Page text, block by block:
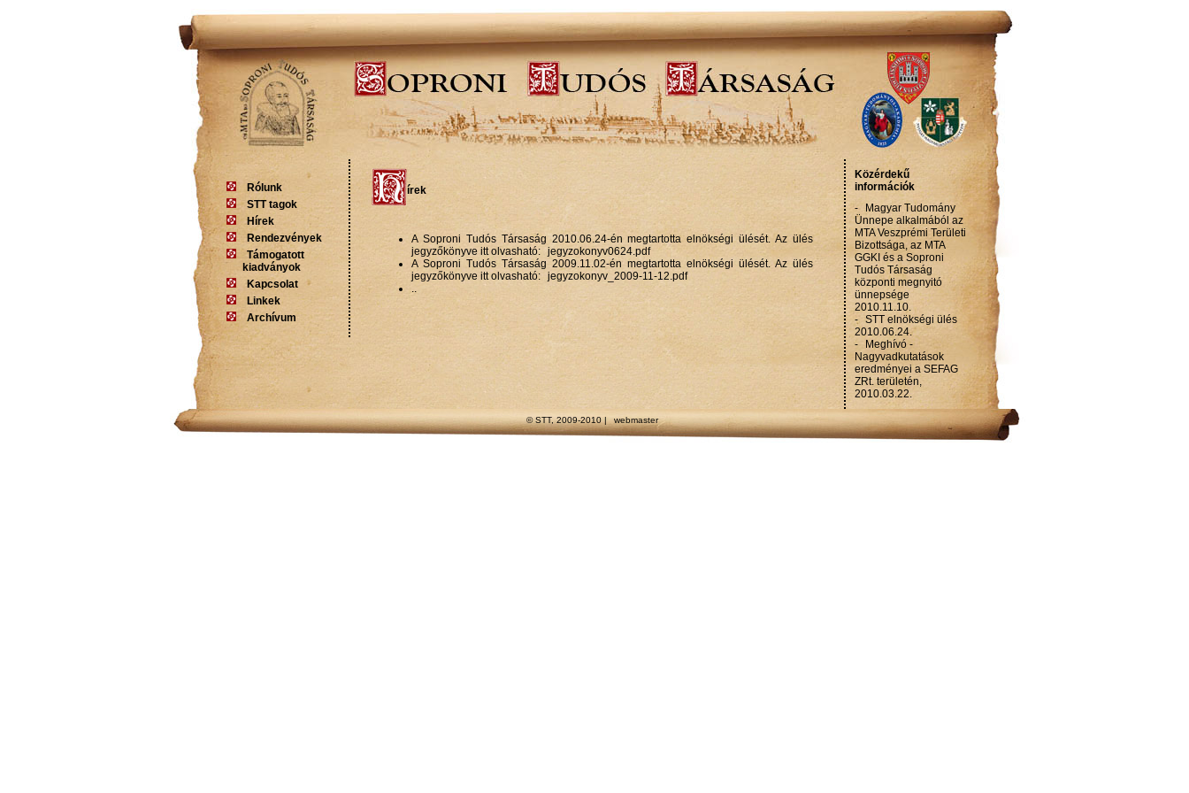
írek
A Soproni Tudós Társaság 2010.06.24-én megtartotta elnökségi ülését. Az ülés
jegyzőkönyve itt olvasható: jegyzokonyv0624.pdf
A Soproni Tudós Társaság 2009.11.02-én megtartotta elnökségi ülését. Az ülés
jegyzőkönyve itt olvasható: jegyzokonyv_2009-11-12.pdf
..
Rólunk
STT tagok
Hírek
Rendezvények
Támogatott
kiadványok
Kapcsolat
Linkek
Archívum
Közérdekű
információk
-
Magyar Tudomány
Ünnepe alkalmából az
MTA Veszprémi Területi
Bizottsága, az MTA
GGKI és a Soproni
Tudós Társaság
központi megnyitó
ünnepsége
2010.11.10.
- STT elnökségi ülés
2010.06.24.
-
Meghívó -
Nagyvadkutatások
eredményei a SEFAG
ZRt. területén,
2010.03.22.
© STT, 2009-2010 | webmaster